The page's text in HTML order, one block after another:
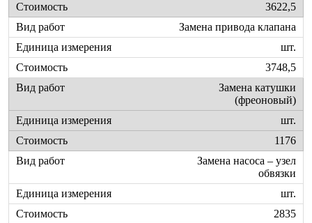
3622,5
Замена привода клапана
шт.
3748,5
Замена катушки
(фреоновый)
шт.
1176
Замена насоса – узел
обвязки
шт.
2835